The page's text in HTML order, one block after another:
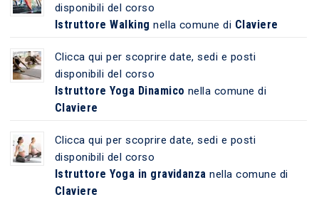
disponibili del corso
Istruttore Walking nella comune di Claviere
Clicca qui per scoprire date, sedi e posti
disponibili del corso
Istruttore Yoga Dinamico nella comune di
Claviere
Clicca qui per scoprire date, sedi e posti
disponibili del corso
Istruttore Yoga in gravidanza nella comune di
Claviere